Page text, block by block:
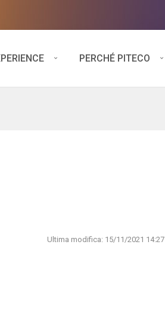
PERCHÉ PITECO
Ultima modifica: 15/11/2021 14:27